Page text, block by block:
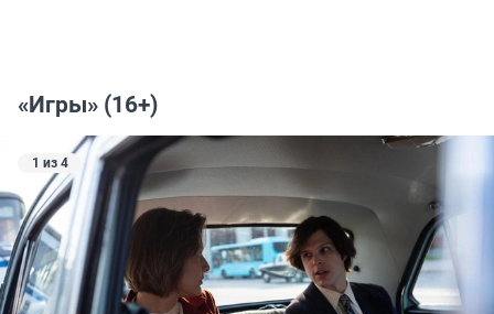
«Игры» (16+)
1 из 4